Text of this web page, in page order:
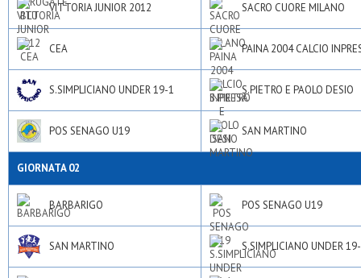
VITTORIA JUNIOR 2012 SACRO CUORE MILANO
CEA PAINA 2004 CALCIO
S.SIMPLICIANO UNDER 19-1 S.PIETRO E PAOLO DESIO
POS SENAGO U19 SAN MARTINO
GIORNATA 02
BARBARIGO POS SENAGO U19
SAN MARTINO S.SIMPLICIANO UNDER